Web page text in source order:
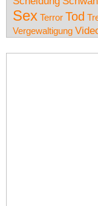
Sex Terror Tod
Vergewaltigung